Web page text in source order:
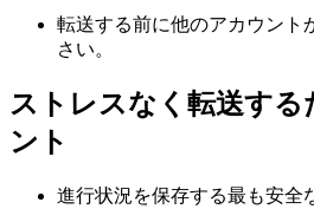
転送する前に他のアカウント
さい。
ストレスなく転送する
ント
進行状況を保存する最も安全